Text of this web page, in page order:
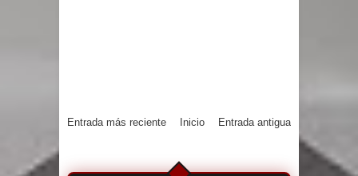
Entrada más reciente Entrada antigua
Inicio